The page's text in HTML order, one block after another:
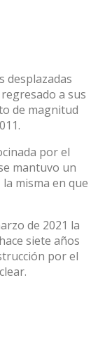
desplazadas
a sus
de magnitud
por el
mantuvo un
misma en que
de 2021 la
siete años
por el